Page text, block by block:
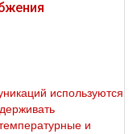
используются
и